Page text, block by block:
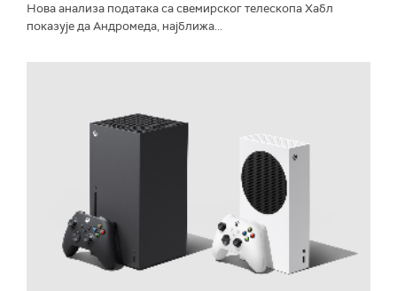
Нова анализа података са свемирског телескопа Хабл
показује да Андромеда, најближа...